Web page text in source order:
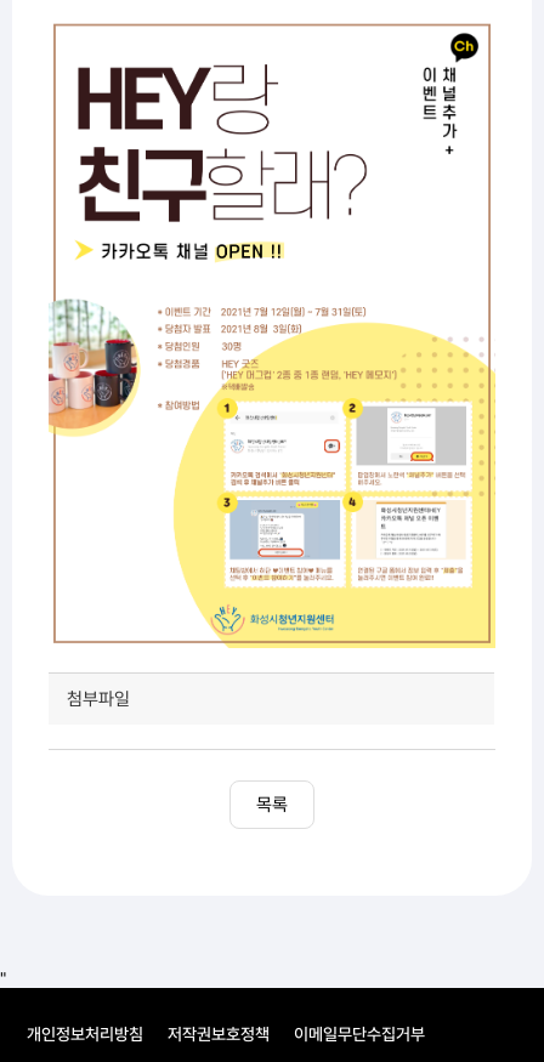
첨부파일
목록
"
개인정보처리방침 저작권보호정책 이메일무단수집거부